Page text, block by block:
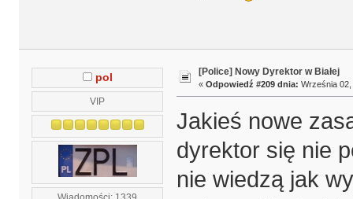
pol
VIP
Wiadomości: 1339
[Police] Nowy Dyrektor w Białej
« Odpowiedź #209 dnia: Września
Jakieś nowe
dyrektor się nie
nie wiedzą jak